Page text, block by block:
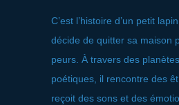
C’est l’histoire d’un petit
décide de quitter sa maison
peurs. À travers des
poétiques, il rencontre des
reçoit des sons et des